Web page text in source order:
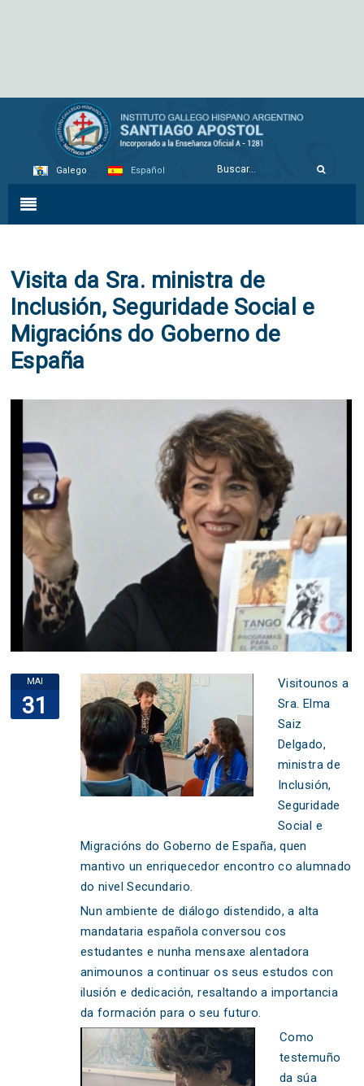
Galego Español
Visita da Sra. ministra de
Inclusión, Seguridade Social e
Migracións do Goberno de
España
MAI
31
Visitounos a
Sra. Elma
Saiz
Delgado,
ministra de
Inclusión,
Seguridade
Social e
Migracións do Goberno de España, quen
mantivo un enriquecedor encontro co alumnado
do nivel Secundario.
Nun ambiente de diálogo distendido, a alta
mandataria española conversou cos
estudantes e nunha mensaxe alentadora
animounos a continuar os seus estudos con
ilusión e dedicación, resaltando a importancia
da formación para o seu futuro.
Como
testemuño
da súa